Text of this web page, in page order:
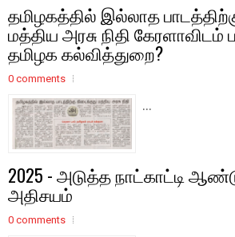
தமிழகத்தில் இல்லாத
மத்திய அரசு நிதி கேரளாவிடம்
தமிழக கல்வித்துறை?
0 comments
...
2025 - அடுத்த நாட்காட்டி
அதிசயம்
0 comments